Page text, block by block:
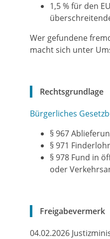
1,5 % für den
Wer gefundene
macht sich unter
Rechtsgrundlage
Bürgerliches
§ 967
§ 971
§ 978 Fund in
oder
Freigabevermerk
04.02.2026